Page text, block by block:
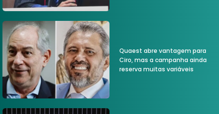
Quaest abre vantagem para
Ciro, mas a campanha ainda
reserva muitas variáveis